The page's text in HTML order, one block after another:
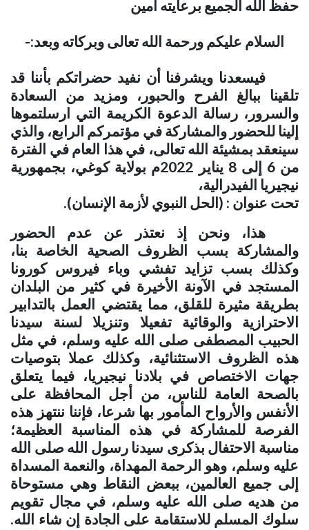
حفظ الله الجميع برعايته آمين
السلام عليكم ورحمة الله تعالى وبركاته وبعد:-
فيسعدنا ويشرفنا أن نفيد حضراتكم بأننا قد
تلقينا ببالغ الفرح والحبور، ومزيد من السعادة
والسرور، رسالة الدعوة الكريمة التي ارسلتموها
إلينا للحضور والمشاركة في مؤتمركم الرابع، والذي
سينعقد بمشيئة الله تعالى، في هذا العام في الفترة
من 6 إلى 8 يناير 2022م بولاية كوغي، بجمهورية
نيجيريا الفيدرالية،
تحت عنوان : (الحل النبوي لأزمة الإنسان).
هذا، ونحن إذ نعتذر عن عدم الحضور
والمشاركة بسب الظروف الصحية الخاصة بنا،
وكذلك بسب تزايد تفشي وباء فيروس كورونا
المستجد في الآونة الأخيرة في كثير من البلدان
بطريقة مثيرة للقلق، مما يقتضي العمل بالتدابير
الاحترازية والوقائية تفعيلا وتنزيلا لسنة سيدنا
الحبيب المصطفى صلى الله عليه وسلم، في مثل
هذه الظروف الاستثنائية، وكذلك عملا بتوصيات
جهات الاختصاص في بلادنا نيجيريا، فيما يتعلق
بالصحة العامة للناس، من أجل المحافظة على
الأنفس والأرواح المأمور بها شرعا، فإننا ننتهز هذه
الفرصة للمشاركة في هذه المناسبة العظيمة؛
مناسبة الاحتفال بذكرى سيدنا رسول الله صلى الله
عليه وسلم، وهو الرحمة المهداة، والنعمة المسداة
إلى جميع العالمين، ببعض النقاط وهي مستوحاة
من هديه صلى الله عليه وسلم، في مجال تقويم
سلوك المسلم للاستقامة على الجادة إن شاء الله.